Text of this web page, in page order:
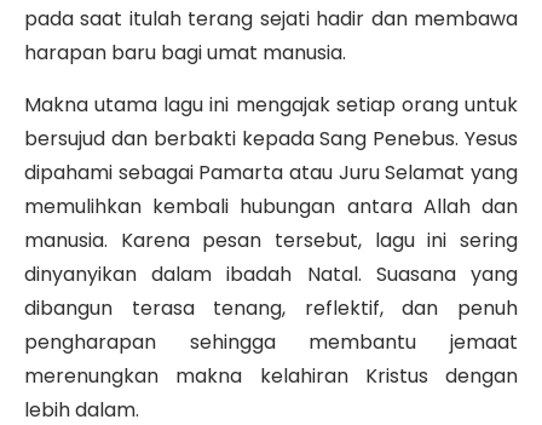
pada saat itulah terang sejati hadir dan membawa
harapan baru bagi umat manusia.
Makna utama lagu ini mengajak setiap orang untuk
bersujud dan berbakti kepada Sang Penebus. Yesus
dipahami sebagai Pamarta atau Juru Selamat yang
memulihkan kembali hubungan antara Allah dan
manusia. Karena pesan tersebut, lagu ini sering
dinyanyikan dalam ibadah Natal. Suasana yang
dibangun terasa tenang, reflektif, dan penuh
pengharapan sehingga membantu jemaat
merenungkan makna kelahiran Kristus dengan
lebih dalam.